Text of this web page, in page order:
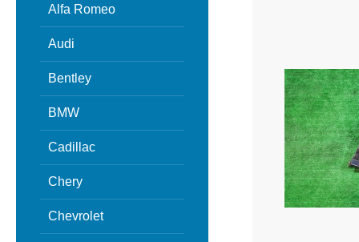
Alfa Romeo
Audi
Bentley
BMW
Cadillac
Chery
Chevrolet